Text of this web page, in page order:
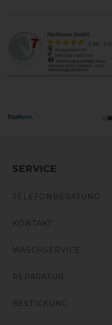
SERVICE
TELEFONBERATUNG
KONTAKT
WASCHSERVICE
REPARATUR
BESTICKUNG